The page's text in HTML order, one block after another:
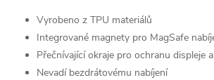
Vyrobeno z TPU materiálů
Integrované magnety pro MagSafe
Přečnívající okraje pro ochranu displeje
Nevadí bezdrátovému nabíjení